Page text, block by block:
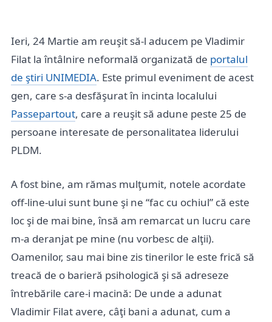
Ieri, 24 Martie am reuşit să-l aducem pe Vladimir
Filat la întâlnire neformală organizată de portalul
de ştiri UNIMEDIA. Este primul eveniment de acest
gen, care s-a desfăşurat în incinta localului
Passepartout, care a reuşit să adune peste 25 de
persoane interesate de personalitatea liderului
PLDM.
A fost bine, am rămas mulţumit, notele acordate
off-line-ului sunt bune şi ne “fac cu ochiul” că este
loc şi de mai bine, însă am remarcat un lucru care
m-a deranjat pe mine (nu vorbesc de alţii).
Oamenilor, sau mai bine zis tinerilor le este frică să
treacă de o barieră psihologică şi să adreseze
întrebările care-i macină: De unde a adunat
Vladimir Filat avere, câţi bani a adunat, cum a